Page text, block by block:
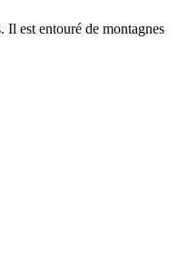
Il est entouré de montagnes